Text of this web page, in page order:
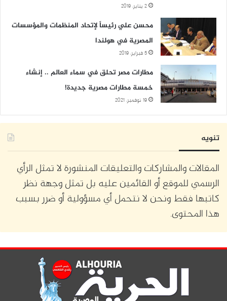
2 يناير، 2019
محسن علي رئيساً لإتحاد المنظمات والمؤسسات
المصرية في هولندا
5 فبراير، 2019
مطارات مصر تحلق في سماء العالم .. إنشاء
خمسة مطارات مصرية جديدة!
19 نوفمبر، 2021
تنويه
المقالات والمشاركات والتعليقات المنشورة لا تمثل الرأي
الرسمي للموقع أو القائمين عليه بل تمثل وجهة نظر
كاتبها فقط ونحن لا نتحمل أي مسؤولية أو ضرر بسبب
هذا المحتوى.